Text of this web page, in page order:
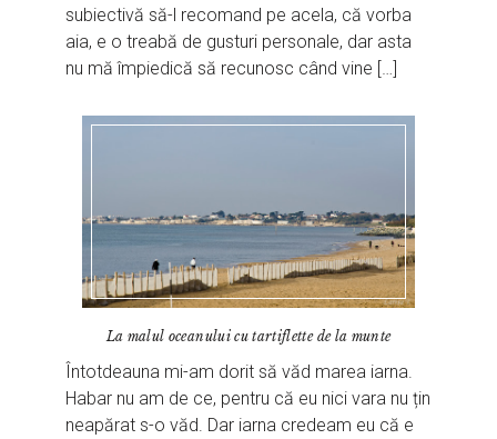
subiectivă să-l recomand pe acela, că vorba
aia, e o treabă de gusturi personale, dar asta
nu mă împiedică să recunosc când vine […]
La malul oceanului cu tartiflette de la munte
Întotdeauna mi-am dorit să văd marea iarna.
Habar nu am de ce, pentru că eu nici vara nu țin
neapărat s-o văd. Dar iarna credeam eu că e